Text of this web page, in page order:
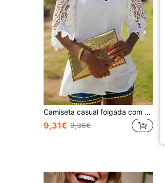
Camiseta casual folgada com decote em V, cor sólida, ombros à mostra e detalhes em renda contrastante, coleção primavera/verão 2024. Estilo europeu e americano. Branca.
9,31€ 9,36€